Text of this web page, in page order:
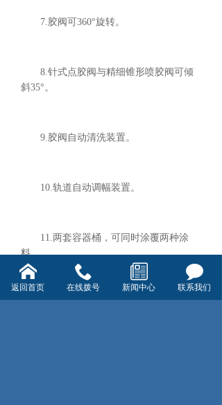
7.胶阀可360°旋转。
8.针式点胶阀与精细锥形喷胶阀可倾
斜35°。
9.胶阀自动清洗装置。
10.轨道自动调幅装置。
11.两套容器桶，可同时涂覆两种涂
料。
12.废气自动收集、过滤、排放装置。
返回首页 在线拨号 新闻中心 联系我们